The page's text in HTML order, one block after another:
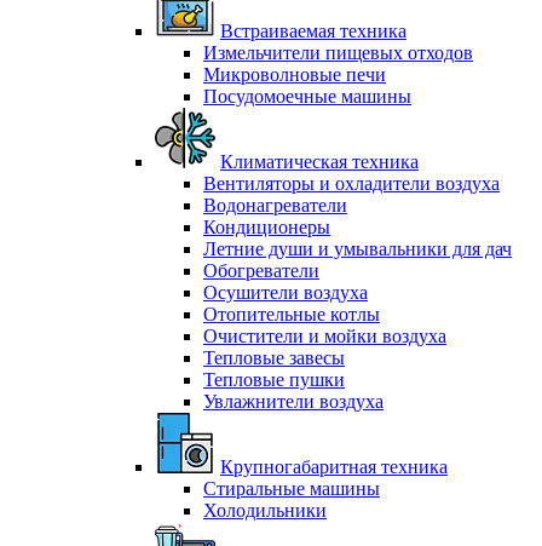
Встраиваемая техника
Измельчители пищевых отходов
Микроволновые печи
Посудомоечные машины
Климатическая техника
Вентиляторы и охладители воздуха
Водонагреватели
Кондиционеры
Летние души и умывальники для дач
Обогреватели
Осушители воздуха
Отопительные котлы
Очистители и мойки воздуха
Тепловые завесы
Тепловые пушки
Увлажнители воздуха
Крупногабаритная техника
Стиральные машины
Холодильники